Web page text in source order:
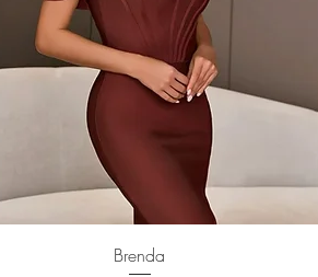
クイックビュー
Brenda